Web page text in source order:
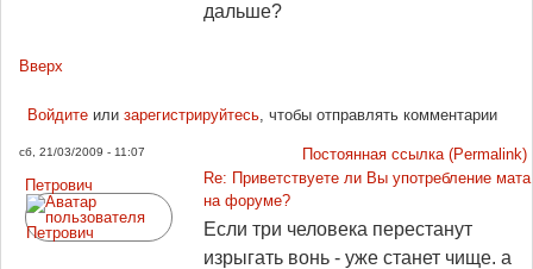
дальше?
Вверх
Войдитеили зарегистрируйтесь, чтобы отправлять комментарии
сб, 21/03/2009 - 11:07
Постоянная ссылка (Permalink)
Петрович
Re: Приветствуете ли Вы употребление мата
на форуме?
Если три человека перестанут
изрыгать вонь - уже станет чище. а